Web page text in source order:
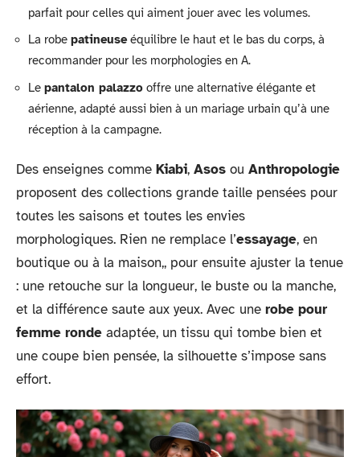
parfait pour celles qui aiment jouer avec les volumes.
La robe patineuseéquilibre le haut et le bas du corps, à
recommander pour les morphologies en A.
Le pantalon palazzo offre une alternative élégante et
aérienne, adapté aussi bien à un mariage urbain qu’à une
réception à la campagne.
Des enseignes comme Kiabi, Asos ou Anthropologie
proposent des collections grande taille pensées pour
toutes les saisons et toutes les envies
morphologiques. Rien ne remplace l’essayage, en
boutique ou à la maison,, pour ensuite ajuster la tenue
: une retouche sur la longueur, le buste ou la manche,
et la différence saute aux yeux. Avec une robe pour
femme ronde adaptée, un tissu qui tombe bien et
une coupe bien pensée, la silhouette s’impose sans
effort.